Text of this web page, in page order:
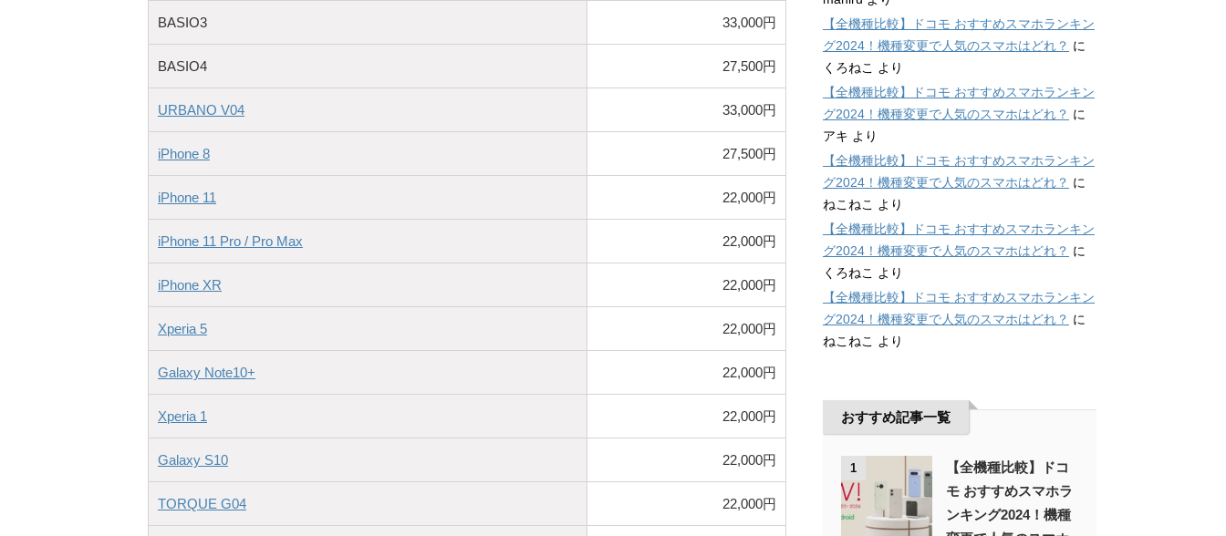
BASIO3 33,000円
BASIO4 27,500円
URBANO V04 33,000円
iPhone 8 27,500円
iPhone 11 22,000円
iPhone 11 Pro / Pro Max 22,000円
iPhone XR 22,000円
Xperia 5 22,000円
Galaxy Note10+ 22,000円
Xperia 1 22,000円
Galaxy S10 22,000円
TORQUE G04 22,000円
【全機種比較】ドコモ おすすめスマホランキン
グ2024！機種変更で人気のスマホはどれ？ に
くろねこ
より
【全機種比較】ドコモ おすすめスマホランキン
グ2024！機種変更で人気のスマホはどれ？ に
アキ より
【全機種比較】ドコモ おすすめスマホランキン
グ2024！機種変更で人気のスマホはどれ？ に
ねこねこ
より
【全機種比較】ドコモ おすすめスマホランキン
グ2024！機種変更で人気のスマホはどれ？ に
くろねこ
より
【全機種比較】ドコモ おすすめスマホランキン
グ2024！機種変更で人気のスマホはどれ？ に
ねこねこ
より
おすすめ記事一覧
1
【全機種比較】ドコ
モ おすすめスマホラ
ンキング2024！機種